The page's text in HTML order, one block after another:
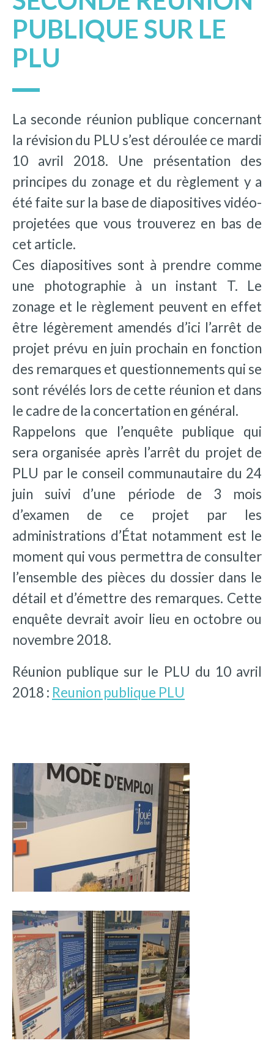
PUBLIQUE SUR LE
PLU
La seconde réunion publique concernant
la révision du PLU s’est déroulée ce mardi
10 avril 2018. Une présentation des
principes du zonage et du règlement y a
été faite sur la base de diapositives vidéo-
projetées que vous trouverez en bas de
cet article.
Ces diapositives sont à prendre comme
une photographie à un instant T. Le
zonage et le règlement peuvent en effet
être légèrement amendés d’ici l’arrêt de
projet prévu en juin prochain en fonction
des remarques et questionnements qui se
sont révélés lors de cette réunion et dans
le cadre de la concertation en général.
Rappelons que l’enquête publique qui
sera organisée après l’arrêt du projet de
PLU par le conseil communautaire du 24
juin suivi d’une période de 3 mois
d’examen de ce projet par les
administrations d’État notamment est le
moment qui vous permettra de consulter
l’ensemble des pièces du dossier dans le
détail et d’émettre des remarques. Cette
enquête devrait avoir lieu en octobre ou
novembre 2018.
Réunion publique sur le PLU du 10 avril
2018 : Reunion publique PLU